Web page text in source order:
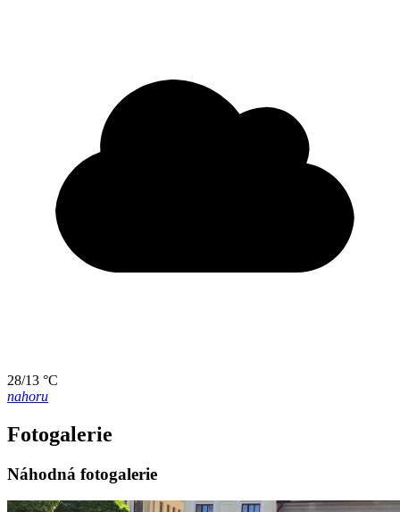
28/13 °C
nahoru
Fotogalerie
Náhodná fotogalerie